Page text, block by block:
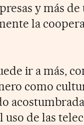
y más
la
ir a más,
como
de las